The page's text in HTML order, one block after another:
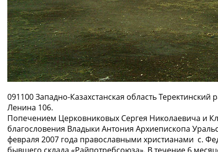
091100 Западно-Казахстанская область Теректинский
Ленина 106.
Попечением Церковниковых Сергея Николаевича и
благословения Владыки Антония Архиепископа
февраля 2007 года православными христианами с.